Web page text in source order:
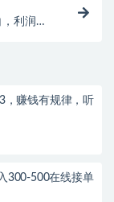
利润可
，赚钱有规律，听
300-500在线接单